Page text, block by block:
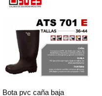
Bota pvc caña baja